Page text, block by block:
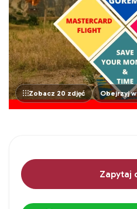
Zobacz 20 zdjęć Obejrzyj
Zapytaj